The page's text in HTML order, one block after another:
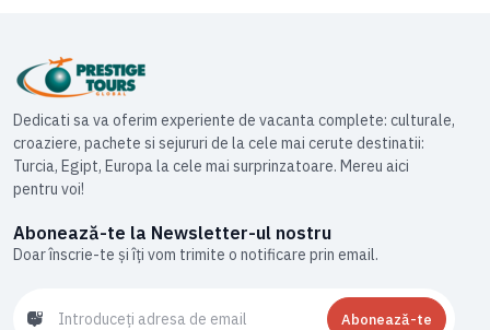
Dedicati sa va oferim experiente de vacanta complete: culturale,
croaziere, pachete si sejururi de la cele mai cerute destinatii:
Turcia, Egipt, Europa la cele mai surprinzatoare. Mereu aici
pentru voi!
Abonează-te la Newsletter-ul nostru
Doar înscrie-te și îți vom trimite o notificare prin email.
Abonează-te